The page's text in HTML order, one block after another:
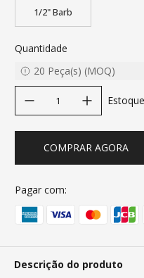
1/2" Barb
Quantidade
20 Peça(s) (MOQ)
COMPRAR AGORA
Pagar com:
Descrição do produto